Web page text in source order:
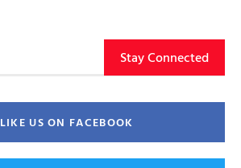
Stay Connected
LIKE US ON FACEBOOK